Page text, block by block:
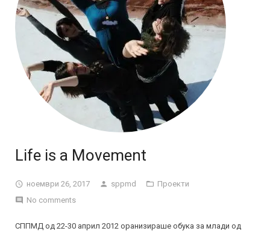
Life is a Movement
ноември 26, 2017 sppmd
Проекти
No comments
СППМД од 22-30 април 2012 оранизираше обука за млади од